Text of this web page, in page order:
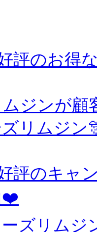
評のお得
ジンが顧
リムジン
評のキャ
❤️
ズリムジ